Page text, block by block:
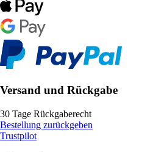
Versand und Rückgabe
30 Tage Rückgaberecht
Bestellung zurückgeben
Trustpilot